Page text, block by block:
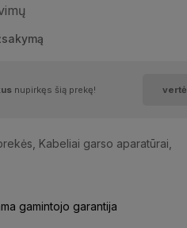
nupirkęs šią prekę! vertė
Kabeliai garso aparatūrai
gamintojo garantija